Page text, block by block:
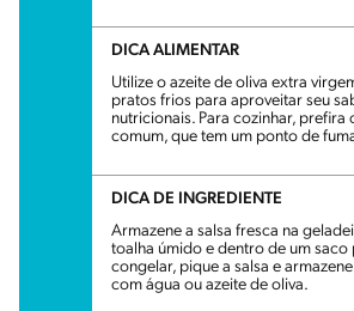
DICA ALIMENTAR
Utilize o azeite de oliva extra
pratos frios para aproveitar seu
nutricionais. Para cozinhar, prefira
comum, que tem um ponto de
DICA DE INGREDIENTE
Armazene a salsa fresca na
toalha úmido e dentro de um saco
congelar, pique a salsa e
com água ou azeite de oliva.